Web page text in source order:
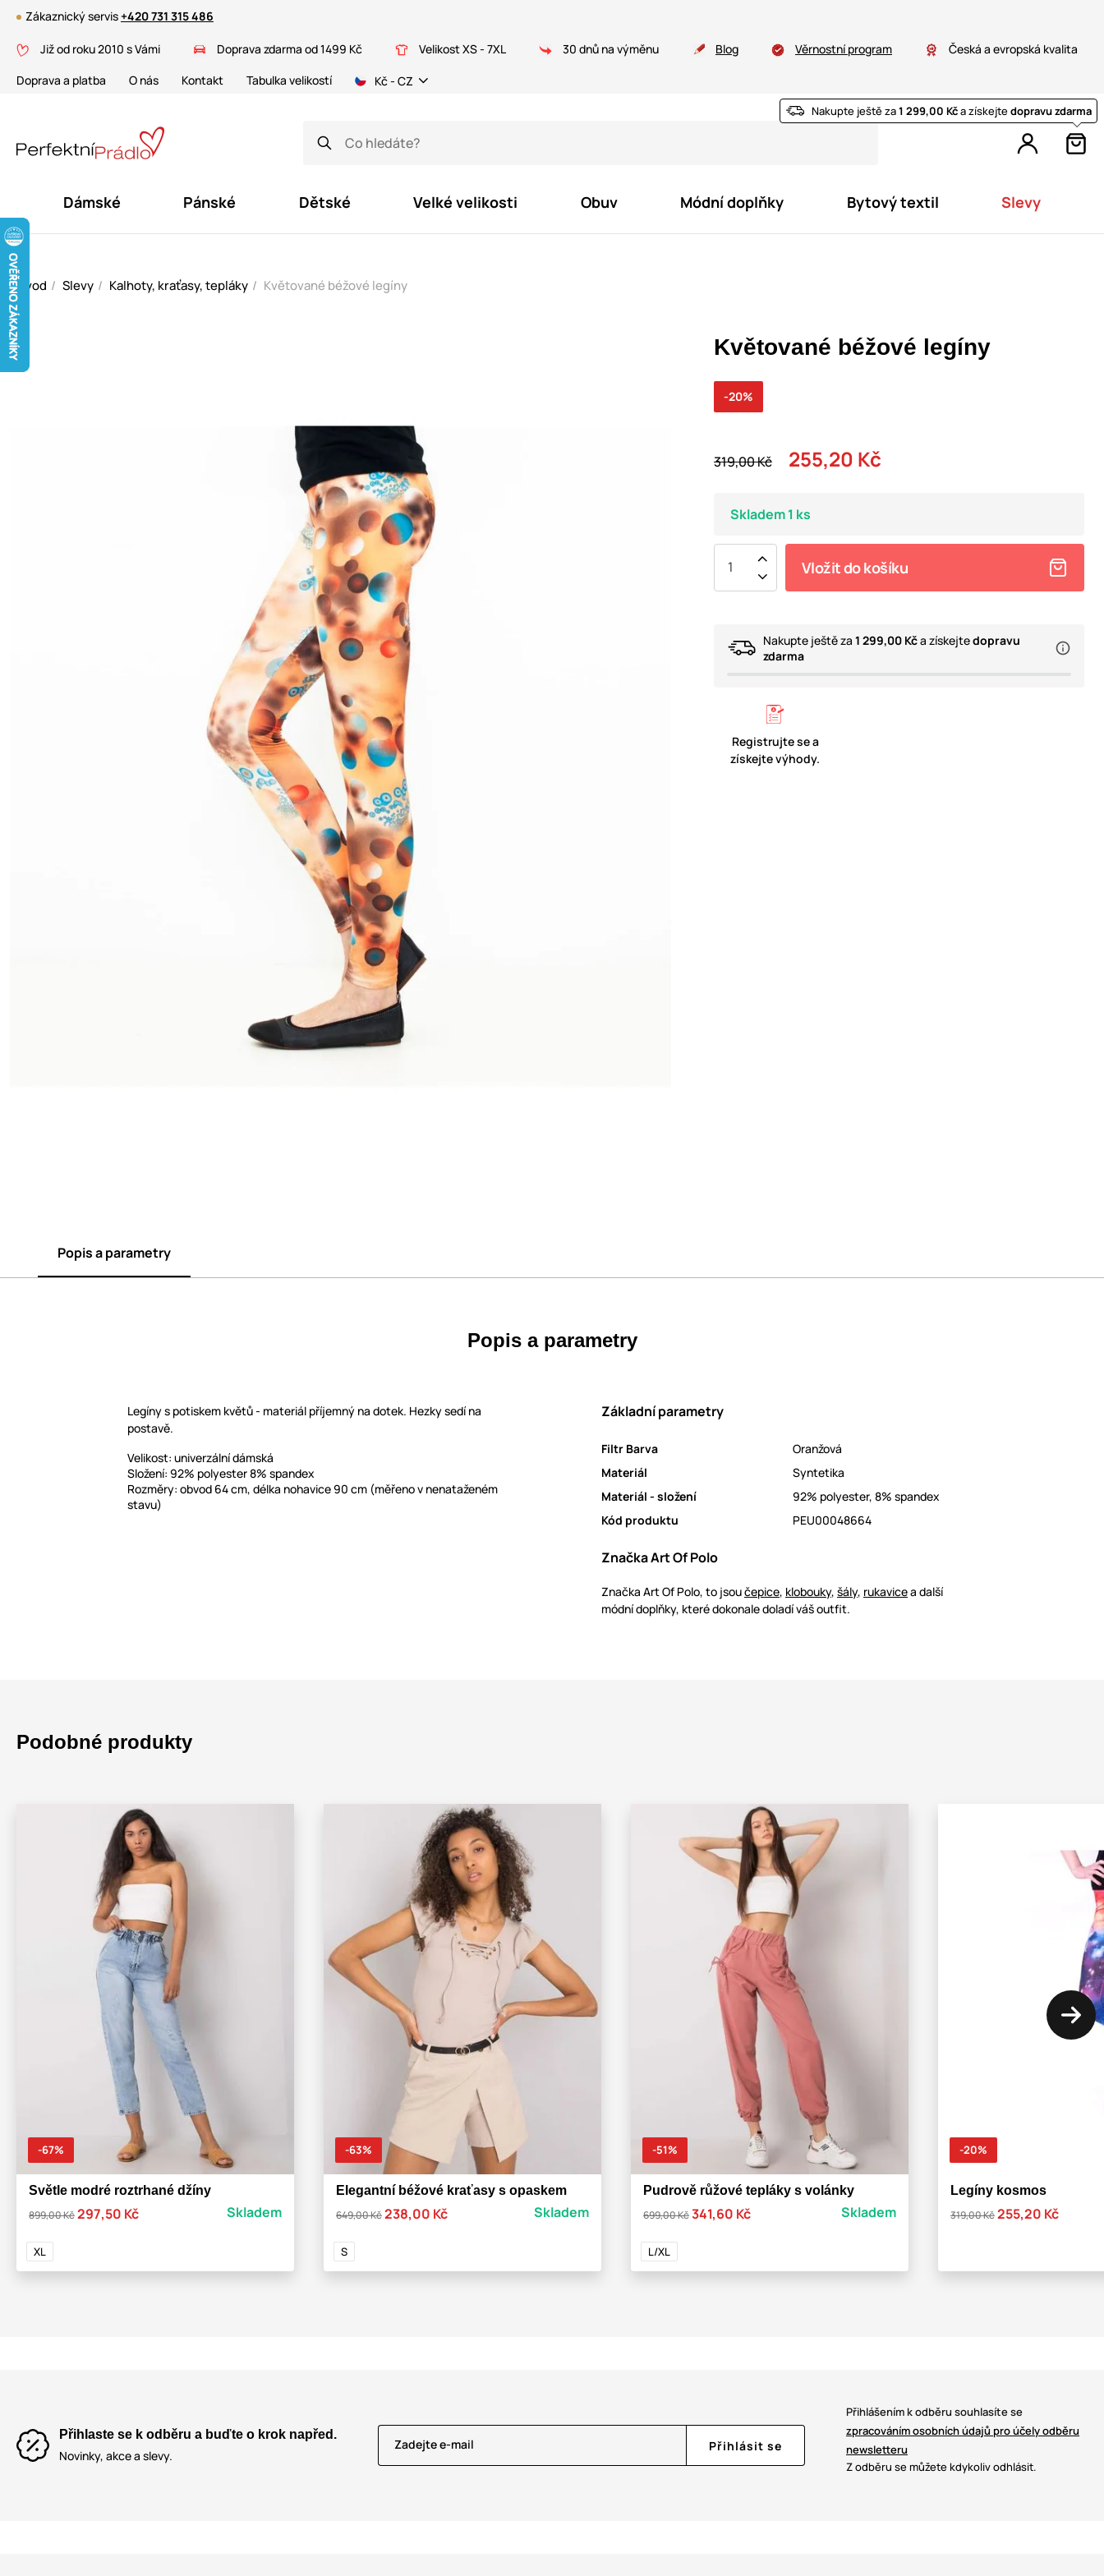
Zákaznický servis+420 731 315 486
Již od roku 2010 s Vámi Doprava zdarma od 1499 Kč Velikost XS - 7XL 30 dnů na výměnu Blog Věrnostní program
Česká a evropská kvalita
Doprava a platba
O nás Kontakt Tabulka velikostí Kč - CZ
Nakupte ještě za1 299,00 Kča získejtedopravu zdarma
Dámské Pánské Dětské Velké velikosti Obuv Módní doplňky Bytový textil Slevy
Úvod Slevy Kalhoty, kraťasy, tepláky Květované béžové legíny
Květované béžové legíny
319,00 Kč 255,20 Kč
-20%
Skladem 1 ks
Vložit do košíku
Nakupte ještě za 1 299,00 Kča získejtedopravu
zdarma
Registrujte se a
získejte výhody.
Popis a parametry
Popis a parametry
Legíny s potiskem květů - materiál příjemný na dotek. Hezky sedí na
postavě.
Velikost: univerzální dámská
Složení: 92% polyester 8% spandex
Rozměry: obvod 64 cm, délka nohavice 90 cm (měřeno v nenataženém
stavu)
Základní parametry
Filtr Barva
Oranžová
Materiál
Syntetika
Materiál - složení
92% polyester, 8% spandex
Kód produktu
PEU00048664
Značka Art Of Polo
Značka Art Of Polo, to jsoučepice, klobouky, šály, rukavicea další
módní doplňky, které dokonale doladí váš outfit.
Podobné produkty
-67%
Světle modré roztrhané džíny
899,00 Kč297,50 Kč Skladem
XL
-63%
Elegantní béžové kraťasy s opaskem
649,00 Kč238,00 Kč Skladem
S
-51%
Pudrově růžové tepláky s volánky
699,00 Kč341,60 Kč Skladem
L/XL
-20%
Legíny kosmos
319,00 Kč255,20 Kč
Přihlaste se k odběru a buďte o krok napřed.
Novinky, akce a slevy.
Zadejte e-mail Přihlásit se
Přihlášením k odběru souhlasíte se
zpracováním osobních údajů pro účely odběru
newsletteru
Z odběru se můžete kdykoliv odhlásit.